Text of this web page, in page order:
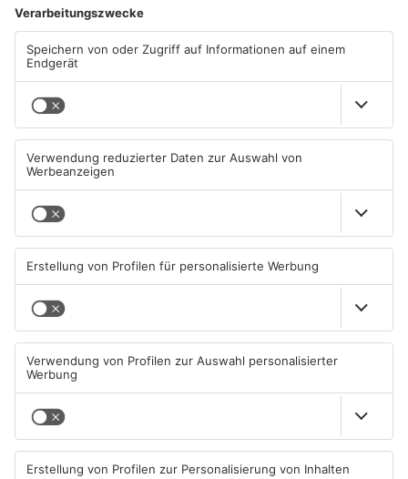
ANZEIGE
Mehr aus Kreis
Aschaffenburg
25. Stadtfest Alzenau
eröffnet
08.08.2026, 00:05 UHR IN KREIS
zusammenarbeiten
07.08.2026, 16:15 UHR IN KREIS